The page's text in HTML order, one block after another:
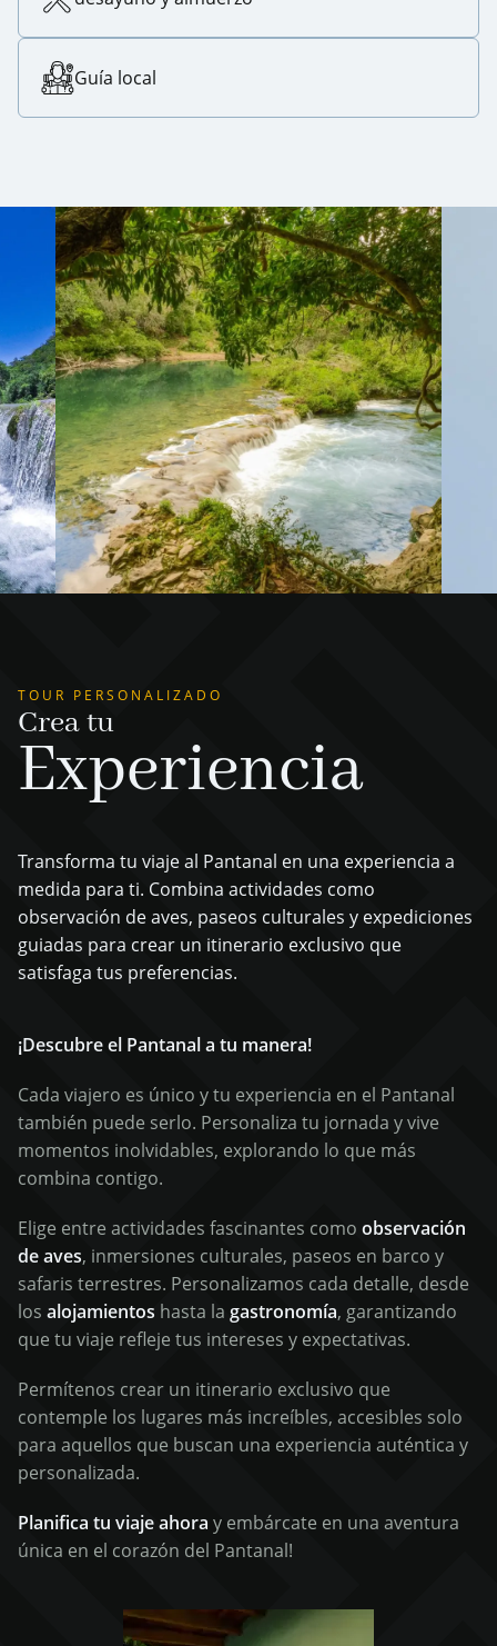
Guía local
TOUR PERSONALIZADO
Crea tu
Experiencia
Transforma tu viaje al Pantanal en una experiencia a
medida para ti. Combina actividades como
observación de aves, paseos culturales y expediciones
guiadas para crear un itinerario exclusivo que
satisfaga tus preferencias.
¡Descubre el Pantanal a tu manera!
Cada viajero es único y tu experiencia en el Pantanal
también puede serlo. Personaliza tu jornada y vive
momentos inolvidables, explorando lo que más
combina contigo.
Elige entre actividades fascinantes como observación
de aves, inmersiones culturales, paseos en barco y
safaris terrestres. Personalizamos cada detalle, desde
los alojamientos hasta la gastronomía, garantizando
que tu viaje refleje tus intereses y expectativas.
Permítenos crear un itinerario exclusivo que
contemple los lugares más increíbles, accesibles solo
para aquellos que buscan una experiencia auténtica y
personalizada.
Planifica tu viaje ahora y embárcate en una aventura
única en el corazón del Pantanal!